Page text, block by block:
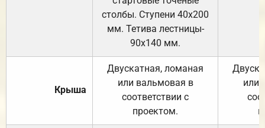
столбы. Ступени 40х200
мм. Тетива лестницы-
90х140 мм.
Крыша
Двускатная, ломаная
или вальмовая в
соответствии с
проектом.
или